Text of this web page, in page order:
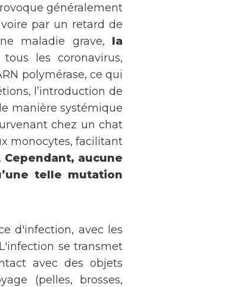
généralement
par un retard de
maladie grave, la
les coronavirus,
polymérase, ce qui
l’introduction de
manière systémique
chez un chat
monocytes, facilitant
Cependant, aucune
telle mutation
d'infection, avec les
se transmet
avec des objets
(pelles, brosses,